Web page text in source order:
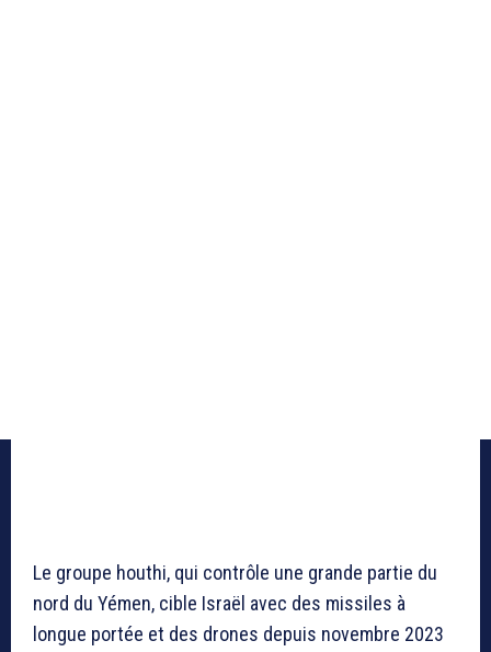
Le groupe houthi, qui contrôle une grande partie du
nord du Yémen, cible Israël avec des missiles à
longue portée et des drones depuis novembre 2023